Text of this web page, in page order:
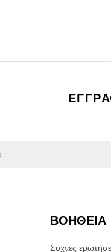
ΒΟΗΘΕΙΑ
Συχνές